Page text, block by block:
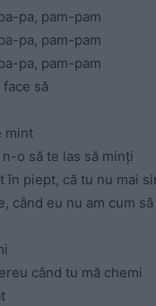
pa, pam-pam
pa, pam-pam
pa, pam-pam
să
mint
o să te las să minți
în piept, că tu nu mai
când eu nu am cum
când tu mă chemi